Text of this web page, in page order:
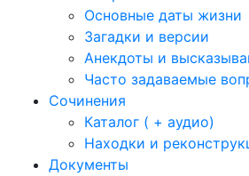
Основные даты жизни
Загадки и версии
Анекдоты и
Часто задаваемые
Сочинения
Каталог ( + аудио)
Находки и
Документы